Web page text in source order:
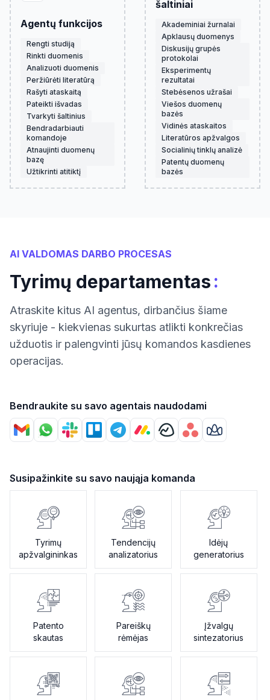
Agentų funkcijos
Rengti studiją
Rinkti duomenis
Analizuoti duomenis
Peržiūrėti literatūrą
Rašyti ataskaitą
Pateikti išvadas
Tvarkyti šaltinius
Bendradarbiauti
komandoje
Atnaujinti duomenų
bazę
Užtikrinti atitiktį
šaltiniai
Akademiniai žurnalai
Apklausų duomenys
Diskusijų grupės
protokolai
Eksperimentų
rezultatai
Stebėsenos užrašai
Viešos duomenų
bazės
Vidinės ataskaitos
Literatūros apžvalgos
Socialinių tinklų analizė
Patentų duomenų
bazės
AI VALDOMAS DARBO PROCESAS
Tyrimų departamentas:
Atraskite kitus AI agentus, dirbančius šiame
skyriuje - kiekvienas sukurtas atlikti konkrečias
užduotis ir palengvinti jūsų komandos kasdienes
operacijas.
Bendraukite su savo agentais naudodami
Susipažinkite su savo naująja komanda
Tyrimų
apžvalgininkas
Tendencijų
analizatorius
Idėjų
generatorius
Patento
skautas
Pareiškų
rėmėjas
Įžvalgų
sintezatorius